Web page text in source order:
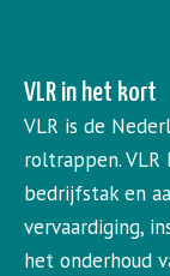
VLR in het kort
VLR is de
roltrappen.
bedrijfstak en
vervaardiging,
het onderhoud